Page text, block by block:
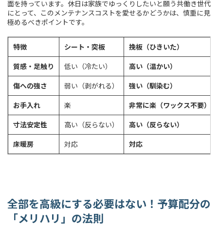
面を持っています。休日は家族でゆっくりしたいと願う共働き世代
にとって、このメンテナンスコストを愛せるかどうかは、慎重に見
極めるべきポイントです。
特徴 シート・突板
挽板（ひきいた）
質感・足触り
低い（冷たい）
高い（温かい）
傷への強さ
弱い（剥がれる）
強い（馴染む）
お手入れ
楽
非常に楽（ワックス不要）
寸法安定性
高い（反らない）
高い（反らない）
床暖房
対応 対応
全部を高級にする必要はない！予算配分の
「メリハリ」の法則